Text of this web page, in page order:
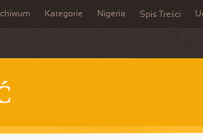
Kategorie Nigeria Spis Treści